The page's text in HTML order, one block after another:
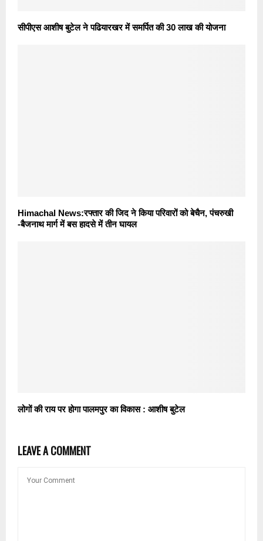
सीपीएस आशीष बुटेल ने पढियारखर में समर्पित की 30 लाख की योजना
Himachal News:रफ्तार की जिद ने किया परिवारों को बेचैन, पंचरुखी
-बैजनाथ मार्ग में बस हादसे में तीन घायल
लोगों की राय पर होगा पालमपुर का विकास : आशीष बुटेल
LEAVE A COMMENT